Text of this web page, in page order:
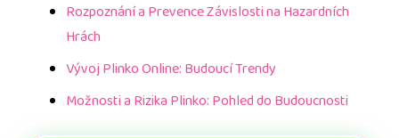
Rozpoznání a Prevence Závislosti na Hazardních
Hrách
Vývoj Plinko Online: Budoucí Trendy
Možnosti a Rizika Plinko: Pohled do Budoucnosti